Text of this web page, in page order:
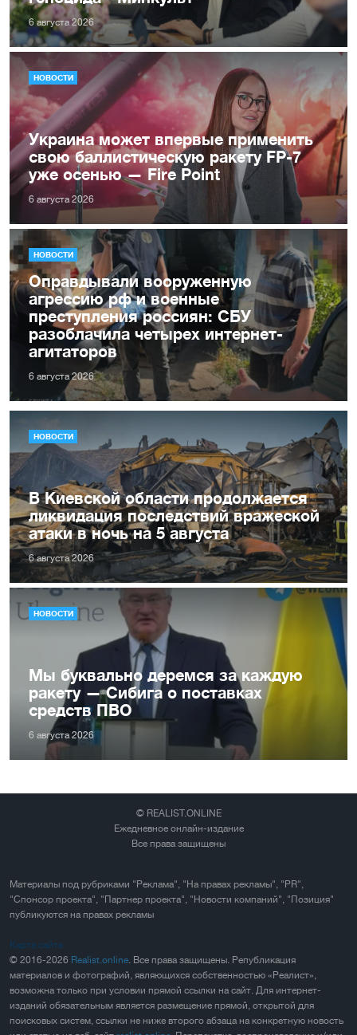
6 августа 2026
НОВОСТИ
Украина может впервые применить
свою баллистическую ракету FP-7
уже осенью — Fire Point
6 августа 2026
НОВОСТИ
Оправдывали вооруженную
агрессию рф и военные
преступления россиян: СБУ
разоблачила четырех интернет-
агитаторов
6 августа 2026
НОВОСТИ
В Киевской области продолжается
ликвидация последствий вражеской
атаки в ночь на 5 августа
6 августа 2026
НОВОСТИ
Мы буквально деремся за каждую
ракету — Сибига о поставках
средств ПВО
6 августа 2026
© REALIST.ONLINE
Ежедневное онлайн-издание
Все права защищены
Материалы под рубриками "Реклама", "На правах рекламы", "PR",
"Спонсор проекта", "Партнер проекта", "Новости компаний", "Позиция"
публикуются на правах рекламы
Карта сайта
© 2016-2026 Realist.online. Все права защищены. Републикация
материалов и фотографий, являющихся собственностью «Реалист»,
возможна только при условии прямой ссылки на сайт. Для интернет-
изданий обязательным является размещение прямой, открытой для
поисковых систем, ссылки не ниже второго абзаца на конкретную новость